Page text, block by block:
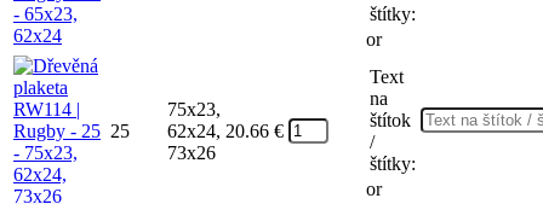
štítky:
or
25
75x23,
62x24,
73x26
20.66 €
Text
na
štítok
/
štítky:
or